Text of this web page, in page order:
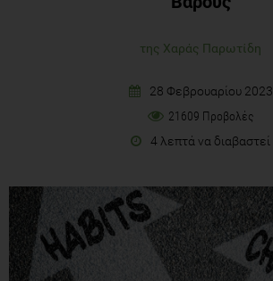
της Χαράς Παρωτίδη
28 Φεβρουαρίου 2023
21609 Προβολές
4 λεπτά να διαβαστεί